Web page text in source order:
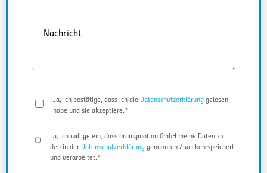
Nachricht
Ja, ich bestätige, dass ich die Datenschutzerklärung gelesen
habe und sie akzeptiere.*
Ja, ich willige ein, dass brainymotion GmbH meine Daten zu
den in der Datenschutzerklärung genannten Zwecken speichert
und verarbeitet.*